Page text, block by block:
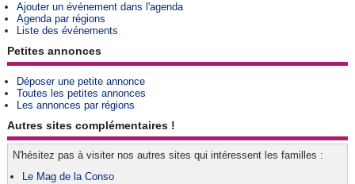
Ajouter un événement dans l'agenda
Agenda par régions
Liste des événements
Petites annonces
Déposer une petite annonce
Toutes les petites annonces
Les annonces par régions
Autres sites complémentaires !
N'hésitez pas à visiter nos autres sites qui intéressent les familles :
Le Mag de la Conso